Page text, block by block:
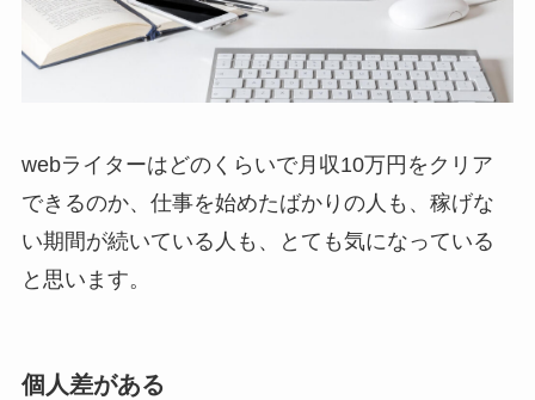
webライターはどのくらいで月収10万円をクリア
できるのか、仕事を始めたばかりの人も、稼げな
い期間が続いている人も、とても気になっている
と思います。
個人差がある